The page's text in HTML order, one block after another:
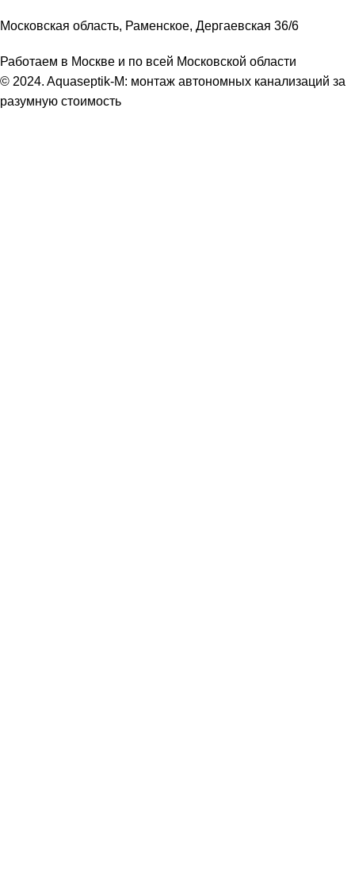
Московская область, Раменское, Дергаевская 36/6
Работаем в Москве и по всей Московской области
© 2024. Aquaseptik-M: монтаж автономных канализаций за
разумную стоимость